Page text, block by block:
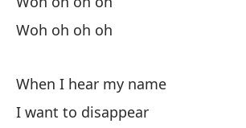
Woh oh oh oh
When I hear my name
I want to disappear